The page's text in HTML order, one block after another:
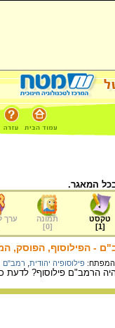
המאגר.
טקסט
[
1
]
תמונה
[
0
]
ערך
- הפילוסוף, הפוסק,
המפתח: פילוסופיה יהודית רמב"ם
הרמב"ם פילוסוף? לדעת